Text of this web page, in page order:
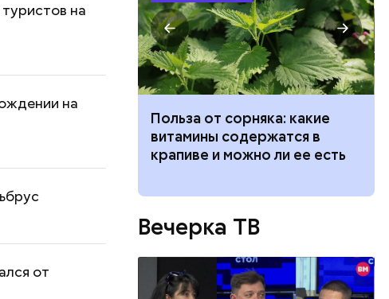
на
на
от
Польза от сорняка: какие
витамины содержатся в
крапиве и можно ли ее есть
Вечерка ТВ